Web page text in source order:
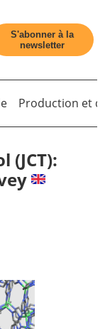
S'abonner à la
newsletter
Production et
(JCT):